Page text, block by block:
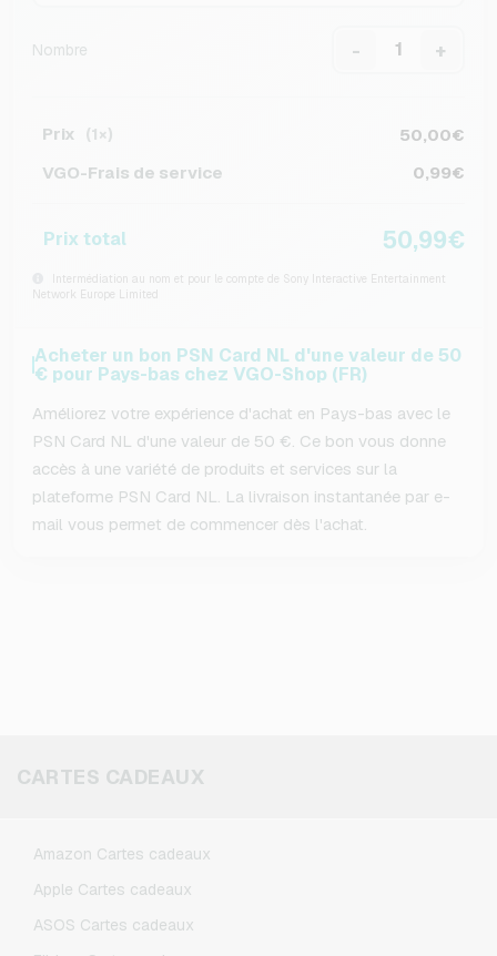
Nombre - +
Prix (1×)
50,00€
VGO-Frais de service
0,99€
Prix total 50,99€
Intermédiation au nom et pour le compte de Sony Interactive Entertainment
Network Europe Limited
Acheter un bon PSN Card NL d'une valeur de 50
€ pour Pays-bas chez VGO-Shop (FR)
Améliorez votre expérience d'achat en Pays-bas avec le
PSN Card NL d'une valeur de 50 €. Ce bon vous donne
accès à une variété de produits et services sur la
plateforme PSN Card NL. La livraison instantanée par e-
mail vous permet de commencer dès l'achat.
CARTES CADEAUX
Amazon Cartes cadeaux
Apple Cartes cadeaux
ASOS Cartes cadeaux